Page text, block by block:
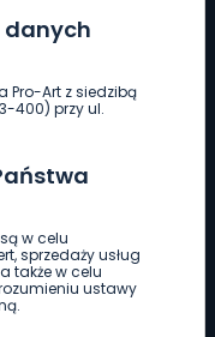
Pro-Art z siedzibą
400) przy ul.
w celu
sprzedaży usług
także w celu
ustawy